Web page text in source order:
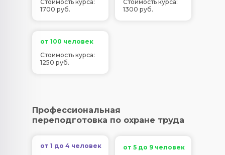
от 100 человек
Стоимость курса:
1700 руб.
Стоимость курса:
1300 руб.
Стоимость курса:
1250 руб.
Профессиональная
переподготовка по охране труда
от 1 до 4 человек
от 5 до 9 человек